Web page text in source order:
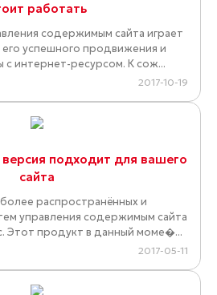
работать
содержимым сайта играет
успешного продвижения и
с интернет-ресурсом. К сож...
2017-10-19
версия подходит для вашего
сайта
распространённых и
управления содержимым сайта
Этот продукт в данный моме�...
2017-05-11